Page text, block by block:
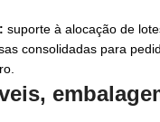
suporte à alocação de
consolidadas para